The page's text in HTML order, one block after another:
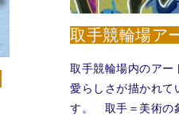
取手競輪場ア
取手競輪場内のアー
愛らしさが描かれて
す。 取手＝美術の